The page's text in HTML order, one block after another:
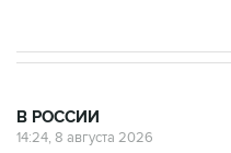
В РОССИИ
14:24, 8 августа 2026